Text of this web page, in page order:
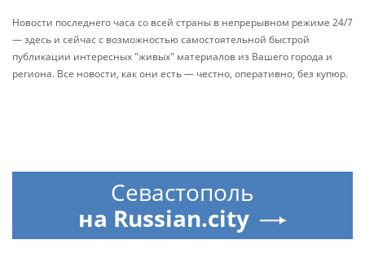
Новости последнего часа со всей страны в непрерывном режиме 24/7
— здесь и сейчас с возможностью самостоятельной быстрой
публикации интересных "живых" материалов из Вашего города и
региона. Все новости, как они есть — честно, оперативно, без купюр.
Севастополь
на Russian.city